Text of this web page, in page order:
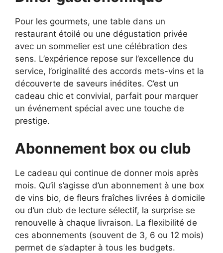
Pour les gourmets, une table dans un
restaurant étoilé ou une dégustation privée
avec un sommelier est une célébration des
sens. L’expérience repose sur l’excellence du
service, l’originalité des accords mets-vins et la
découverte de saveurs inédites. C’est un
cadeau chic et convivial, parfait pour marquer
un événement spécial avec une touche de
prestige.
Abonnement box ou club
Le cadeau qui continue de donner mois après
mois. Qu’il s’agisse d’un abonnement à une box
de vins bio, de fleurs fraîches livrées à domicile
ou d’un club de lecture sélectif, la surprise se
renouvelle à chaque livraison. La flexibilité de
ces abonnements (souvent de 3, 6 ou 12 mois)
permet de s’adapter à tous les budgets.